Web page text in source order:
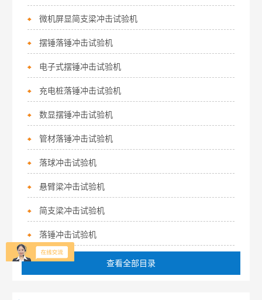
微机屏显简支梁冲击试验机
摆锤落锤冲击试验机
电子式摆锤冲击试验机
充电桩落锤冲击试验机
数显摆锤冲击试验机
管材落锤冲击试验机
落球冲击试验机
悬臂梁冲击试验机
简支梁冲击试验机
落锤冲击试验机
查看全部目录